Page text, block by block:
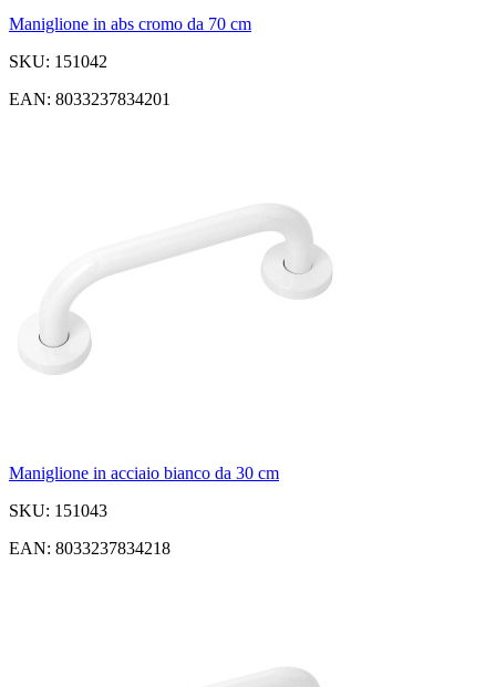
Maniglione in abs cromo da 70 cm
SKU: 151042
EAN: 8033237834201
Maniglione in acciaio bianco da 30 cm
SKU: 151043
EAN: 8033237834218